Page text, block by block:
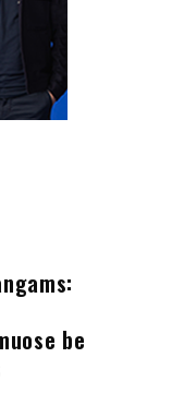
be